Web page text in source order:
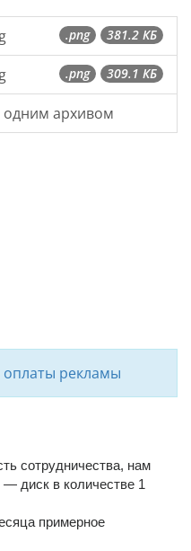
381.2 КБ
.png
309.1 КБ
.png
одним архивом
оплаты рекламы
сотрудничества, нам
— диск в количестве 1
примерное